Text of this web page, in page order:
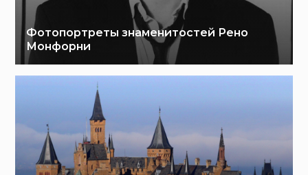
Фотопортреты знаменитостей Рено
Монфорни